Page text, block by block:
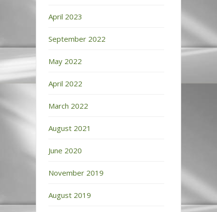
April 2023
September 2022
May 2022
April 2022
March 2022
August 2021
June 2020
November 2019
August 2019